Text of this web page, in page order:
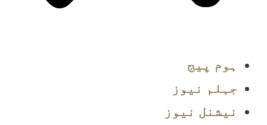
ہوم پیج
جہلم نیوز
نیشنل نیوز